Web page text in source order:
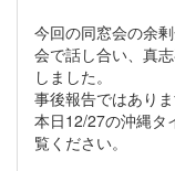
今回の同窓会の余
会で話し合い、真
しました。
事後報告ではあり
本日12/27の沖縄タ
覧ください。